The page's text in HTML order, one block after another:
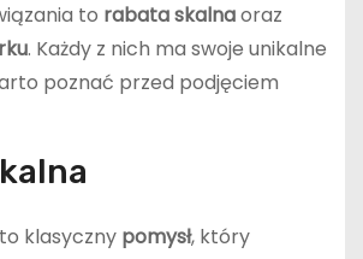
to rabata skalnaoraz
. Każdy z nich ma swoje unikalne
poznać przed podjęciem
klasyczny pomysł, który